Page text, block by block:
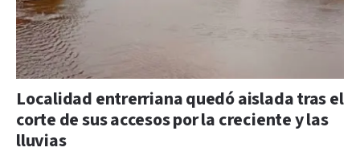
Localidad entrerriana quedó aislada tras el
corte de sus accesos por la creciente y las
lluvias